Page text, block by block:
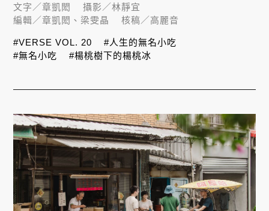
文字／章凱閎 攝影／林靜宜
編輯／章凱閎、梁雯晶 核稿／高麗音
#VERSE VOL. 20
#人生的無名小吃
#無名小吃
#楊桃樹下的楊桃冰